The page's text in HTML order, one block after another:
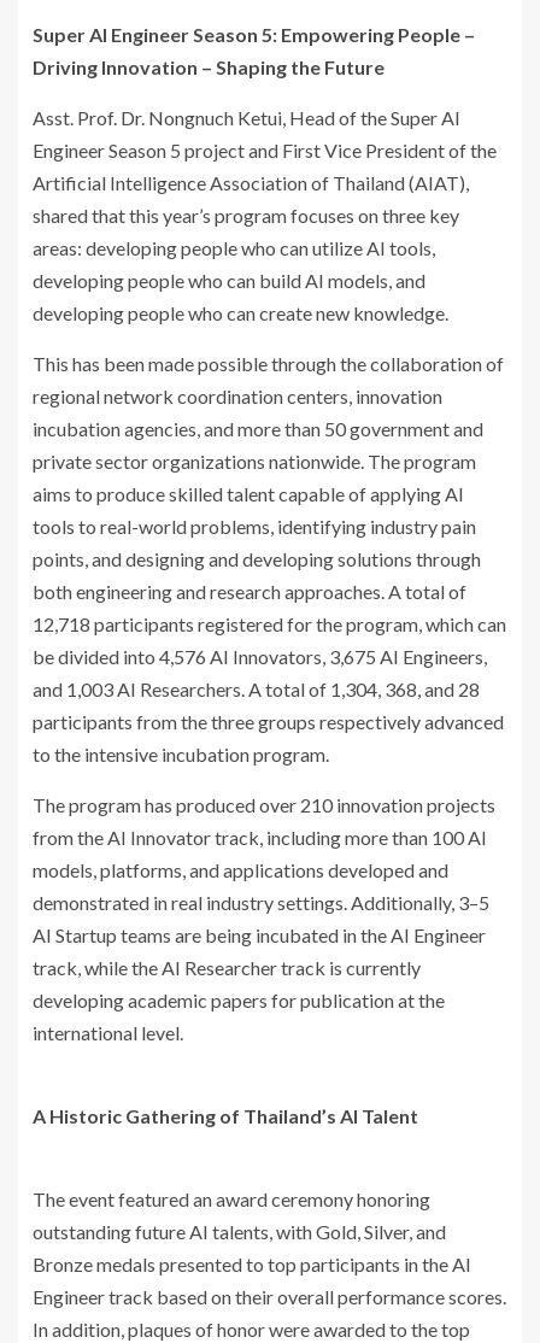
Super AI Engineer Season 5: Empowering People –
Driving Innovation – Shaping the Future
Asst. Prof. Dr. Nongnuch Ketui, Head of the Super AI
Engineer Season 5 project and First Vice President of the
Artificial Intelligence Association of Thailand (AIAT),
shared that this year’s program focuses on three key
areas: developing people who can utilize AI tools,
developing people who can build AI models, and
developing people who can create new knowledge.
This has been made possible through the collaboration of
regional network coordination centers, innovation
incubation agencies, and more than 50 government and
private sector organizations nationwide. The program
aims to produce skilled talent capable of applying AI
tools to real-world problems, identifying industry pain
points, and designing and developing solutions through
both engineering and research approaches. A total of
12,718 participants registered for the program, which can
be divided into 4,576 AI Innovators, 3,675 AI Engineers,
and 1,003 AI Researchers. A total of 1,304, 368, and 28
participants from the three groups respectively advanced
to the intensive incubation program.
The program has produced over 210 innovation projects
from the AI Innovator track, including more than 100 AI
models, platforms, and applications developed and
demonstrated in real industry settings. Additionally, 3–5
AI Startup teams are being incubated in the AI Engineer
track, while the AI Researcher track is currently
developing academic papers for publication at the
international level.
A Historic Gathering of Thailand’s AI Talent
The event featured an award ceremony honoring
outstanding future AI talents, with Gold, Silver, and
Bronze medals presented to top participants in the AI
Engineer track based on their overall performance scores.
In addition, plaques of honor were awarded to the top